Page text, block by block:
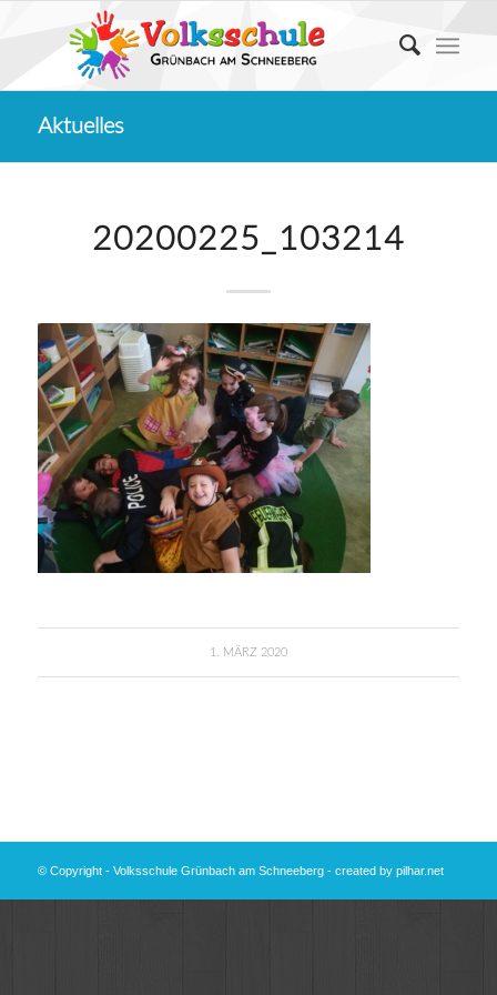
Aktuelles
20200225_103214
1. MÄRZ 2020
© Copyright - Volksschule Grünbach am Schneeberg - created by pilhar.net